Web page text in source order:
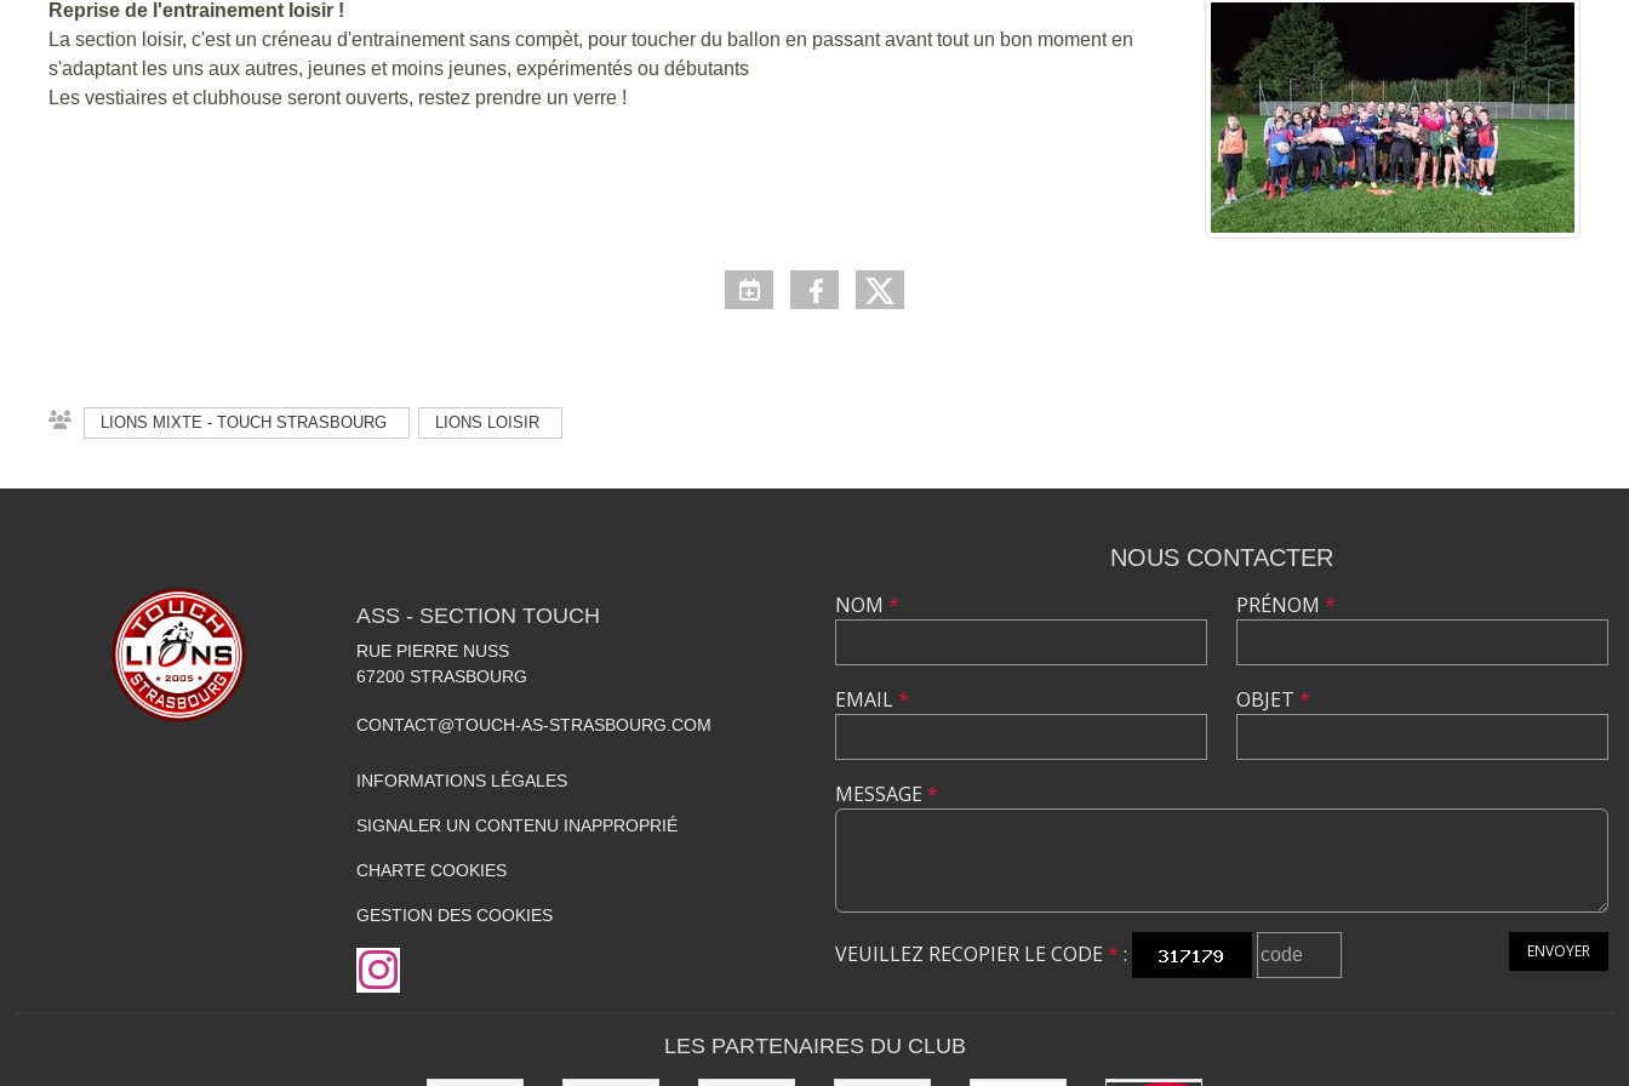
Reprise de l'entrainement loisir !
La section loisir, c'est un créneau d'entrainement sans compèt, pour toucher du ballon en passant avant tout un bon moment en
s'adaptant les uns aux autres, jeunes et moins jeunes, expérimentés ou débutants
Les vestiaires et clubhouse seront ouverts, restez prendre un verre !
LIONS MIXTE - TOUCH STRASBOURG LIONS LOISIR
ASS - SECTION TOUCH
RUE PIERRE NUSS
67200 STRASBOURG
CONTACT@TOUCH-AS-STRASBOURG.COM
INFORMATIONS LÉGALES
SIGNALER UN CONTENU INAPPROPRIÉ
CHARTE COOKIES
GESTION DES COOKIES
NOUS CONTACTER
NOM *
EMAIL*
PRÉNOM *
OBJET *
MESSAGE *
VEUILLEZ RECOPIER LE CODE * : ENVOYER
LES PARTENAIRES DU CLUB